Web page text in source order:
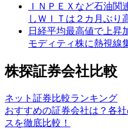
ＩＮＰＥＸなど石油
しＷＩＴは２カ月ぶり
日経平均最高値で上昇
モディティ株に熱視線
株探証券会社比較
ネット証券比較ランキング
おすすめの証券会社は？各
スを徹底比較！